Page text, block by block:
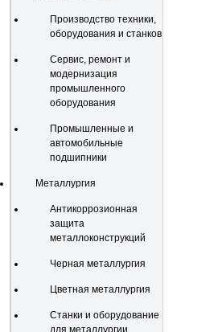
Производство техники,
оборудования и станков
Сервис, ремонт и
модернизация
промышленного
оборудования
Промышленные и
автомобильные
подшипники
Металлургия
Антикоррозионная
защита
металлоконструкций
Черная металлургия
Цветная металлургия
Станки и оборудование
для металлургии